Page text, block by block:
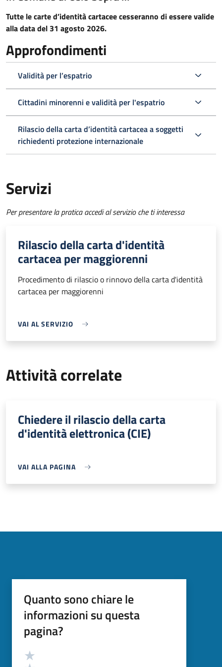
Tutte le carte d’identità cartacee cesseranno di essere valide
alla data del 31 agosto 2026.
Approfondimenti
Validità per l’espatrio
Cittadini minorenni e validità per l'espatrio
Rilascio della carta d’identità cartacea a soggetti
richiedenti protezione internazionale
Servizi
Per presentare la pratica accedi al servizio che ti interessa
Rilascio della carta d'identità
cartacea per maggiorenni
Procedimento di rilascio o rinnovo della carta d'identità
cartacea per maggiorenni
VAI AL SERVIZIO
Attività correlate
Chiedere il rilascio della carta
d'identità elettronica (CIE)
VAI ALLA PAGINA
Quanto sono chiare le
informazioni su questa
pagina?
Valutazione